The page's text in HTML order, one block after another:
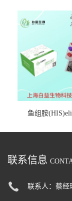
鱼组胺
联系信息
联系人：蔡经